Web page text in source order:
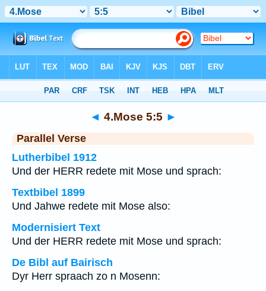
◄ 4.Mose 5:5 ►
Parallel Verse
Lutherbibel 1912
Und der HERR redete mit Mose und sprach:
Textbibel 1899
Und Jahwe redete mit Mose also:
Modernisiert Text
Und der HERR redete mit Mose und sprach:
De Bibl auf Bairisch
Dyr Herr spraach zo n Mosenn: